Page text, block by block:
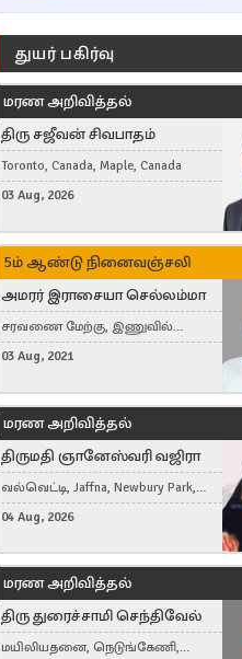
துயர் பகிர்வு
மரண அறிவித்தல்
திரு சஜீவன் சிவபாதம்
Toronto, Canada, Maple, Canada
03 Aug, 2026
5ம் ஆண்டு நினைவஞ்சலி
அமரர் இராசையா செல்லம்மா
சரவணை மேற்கு, இணுவில்
கிழக்கு
03 Aug, 2021
மரண அறிவித்தல்
திருமதி ஞானேஸ்வரி வஜிரா
வல்வெட்டி, Jaffna, Newbury Park,
United Kingdom
04 Aug, 2026
மரண அறிவித்தல்
திரு துரைச்சாமி செந்திவேல்
மயிலியதனை, நெடுங்கேணி,